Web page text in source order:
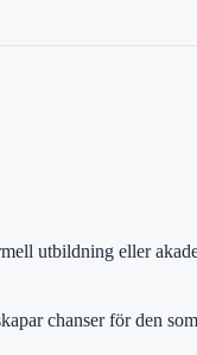
utbildning eller
chanser för den